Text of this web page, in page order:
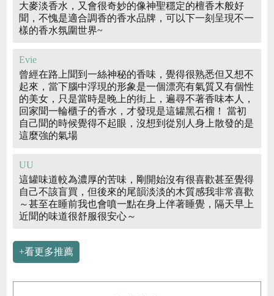
大麥淡香水，又會很奇妙的像神聖穩定的檀香木般好
聞，不愧是適合調香的香水品牌，可以下一刻呈現不一
樣的香水氛圍世界~
Evie
曾經在路上聞到一絲神秘的香味，覺得很熟悉但又想不
起來，當下腦中浮現的形象是一個漂亮有氣質又有個性
的美女，只是當時是晚上的街上，遍尋不著香味本人，
回家聞一輪櫃子的香水，才發現是這罐黑石榴！ 當初
自己聞的時候覺得不起眼，沒想到從別人身上散發的是
這麼強的氣場
UU
這罐味道較為濃厚的苦味，剛開始沒有很喜歡甚至覺得
自己不該盲買，但後來的尾韻淡淡的木質感我非常喜歡
～甚至在睡前我也會噴一點在身上伴著睡覺，隔天早上
近聞的味道很舒服很安心～
+看更多推薦